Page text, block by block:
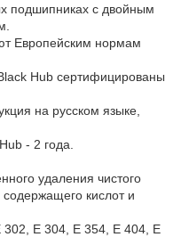
подшипниках с двойным
Европейским нормам
Hub сертифицированы
на русском языке,
- 2 года.
удаления чистого
кислот и
E 304, E 354, E 404, E